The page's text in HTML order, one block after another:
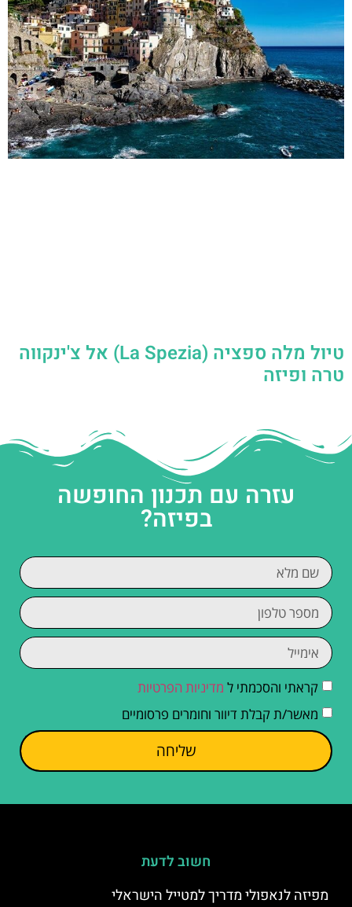
טיול מלה ספציה (La Spezia) אל צ'ינקווה
טרה ופיזה
עזרה עם תכנון החופשה
בפיזה?
קראתי והסכמתי ל מדיניות הפרטיות
מאשר/ת קבלת דיוור וחומרים פרסומיים
שליחה
חשוב לדעת
מפיזה לנאפולי מדריך למטייל הישראלי